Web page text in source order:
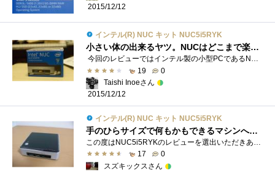
2015/12/12
インテル(R) NUC キット NUC5i5RYK
小さい体の出来るヤツ。NUCはどこまで楽しませてくれるか！
今回のレビューではインテル製の小型PCであるNUC(NextUnitofComputing)からNUC5i5RYKを検証していきます。NUC5i5RYKは、Coreシリーズ第５世代のCorei55250Uを搭�...
19
0
Taishi Inoeさん
2015/12/12
インテル(R) NUC キット NUC5i5RYK
手のひらサイズで何もかもできるマシンへ……
17
0
スズキックスさん